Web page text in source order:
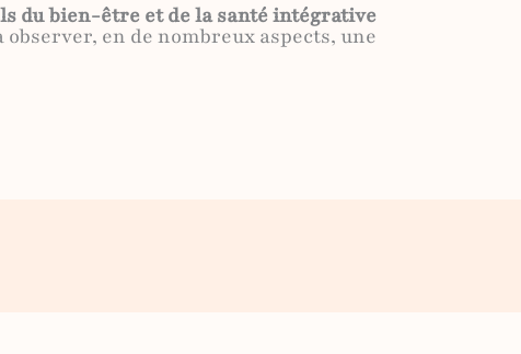
du bien-être et de la santé intégrative
observer, en de nombreux aspects, une